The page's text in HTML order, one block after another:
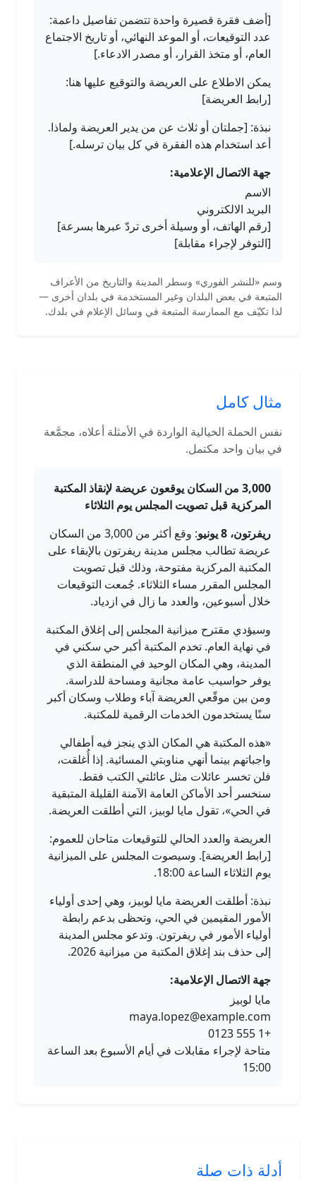
[أضف فقرة قصيرة واحدة تتضمن تفاصيل داعمة:
عدد التوقيعات، أو الموعد النهائي، أو تاريخ الاجتماع
العام، أو متخذ القرار، أو مصدر الادعاء.]
يمكن الاطلاع على العريضة والتوقيع عليها هنا:
[رابط العريضة]
نبذة: [جملتان أو ثلاث عن من يدير العريضة ولماذا.
أعد استخدام هذه الفقرة في كل بيان ترسله.]
جهة الاتصال الإعلامية:
الاسم
البريد الالكتروني
[رقم الهاتف، أو وسيلة أخرى تردّ عبرها بسرعة]
[التوفر لإجراء مقابلة]
وسم «للنشر الفوري» وسطر المدينة والتاريخ من الأعراف
المتبعة في بعض البلدان وغير المستخدمة في بلدان أخرى —
لذا تكيّف مع الممارسة المتبعة في وسائل الإعلام في بلدك.
مثال كامل
نفس الحملة الخيالية الواردة في الأمثلة أعلاه، مجمَّعة
في بيان واحد مكتمل.
3,000 من السكان يوقعون عريضة لإنقاذ المكتبة
المركزية قبل تصويت المجلس يوم الثلاثاء
ريفرتون، 8 يونيو
: وقع أكثر من 3,000 من السكان
عريضة تطالب مجلس مدينة ريفرتون بالإبقاء على
المكتبة المركزية مفتوحة، وذلك قبل تصويت
المجلس المقرر مساء الثلاثاء. جُمعت التوقيعات
خلال أسبوعين، والعدد ما زال في ازدياد.
وسيؤدي مقترح ميزانية المجلس إلى إغلاق المكتبة
في نهاية العام. تخدم المكتبة أكبر حي سكني في
المدينة، وهي المكان الوحيد في المنطقة الذي
يوفر حواسيب عامة مجانية ومساحة للدراسة.
ومن بين موقّعي العريضة آباء وطلاب وسكان أكبر
سنًا يستخدمون الخدمات الرقمية للمكتبة.
«هذه المكتبة هي المكان الذي ينجز فيه أطفالي
واجباتهم بينما أنهي مناوبتي المسائية. إذا أُغلقت،
فلن تخسر عائلات مثل عائلتي الكتب فقط.
سنخسر أحد الأماكن العامة الآمنة القليلة المتبقية
في الحي»، تقول مايا لوبيز، التي أطلقت العريضة.
العريضة والعدد الحالي للتوقيعات متاحان للعموم:
[رابط العريضة]. وسيصوت المجلس على الميزانية
يوم الثلاثاء الساعة 18:00.
نبذة: أطلقت العريضة مايا لوبيز، وهي إحدى أولياء
الأمور المقيمين في الحي، وتحظى بدعم رابطة
أولياء الأمور في ريفرتون. وتدعو مجلس المدينة
إلى حذف بند إغلاق المكتبة من ميزانية 2026.
جهة الاتصال الإعلامية:
مايا لوبيز
maya.lopez@example.com
+1 555 0123
متاحة لإجراء مقابلات في أيام الأسبوع بعد الساعة
15:00
أدلة ذات صلة